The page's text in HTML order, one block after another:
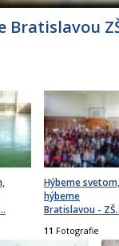
Bratislavou
Hýbeme svetom,
hýbeme
Bratislavou - ZŠ
11 Fotografie